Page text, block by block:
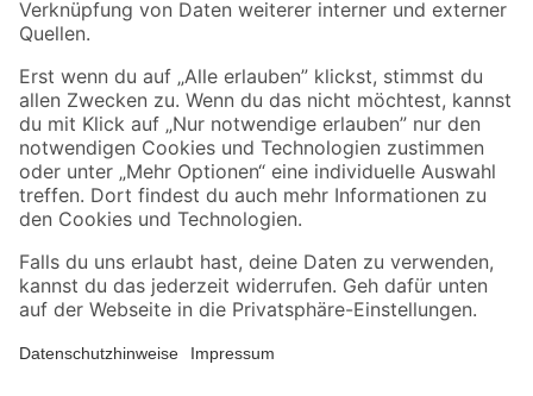
Sicher einkaufen
Jetzt die toom-App herunterladen
Alle Preisangaben in EUR inkl. gesetzl. MwSt.. Die dargestellten Angebote sind unter
Umständen nicht in allen Märkten verfügbar. Die angegebenen Verfügbarkeiten beziehen
Produkte nur solange der Vorrat reicht.
*Paketversand ab 59 € versandkostenfrei, gilt nicht für Artikel mit Speditionsversand, hier